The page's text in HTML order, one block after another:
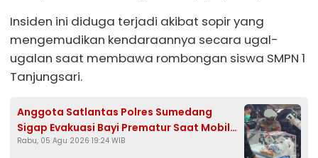
Insiden ini diduga terjadi akibat sopir yang
mengemudikan kendaraannya secara ugal-
ugalan saat membawa rombongan siswa SMPN 1
Tanjungsari.
Anggota Satlantas Polres Sumedang
Sigap Evakuasi Bayi Prematur Saat Mobil
Ambulans Pecah Ban
Rabu, 05 Agu 2026 19:24 WIB